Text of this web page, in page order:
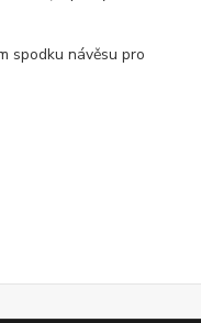
spodku návěsu pro